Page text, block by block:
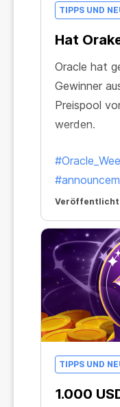
TIPPS UND
Hat
Oracle hat
Gewinner
Preispool
werden.
TIPPS UND
1.000